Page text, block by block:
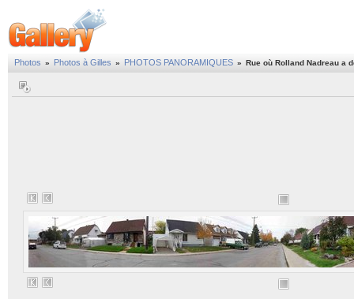
Photos » Photos à Gilles » PHOTOS PANORAMIQUES » Rue où Rolland Nadreau a